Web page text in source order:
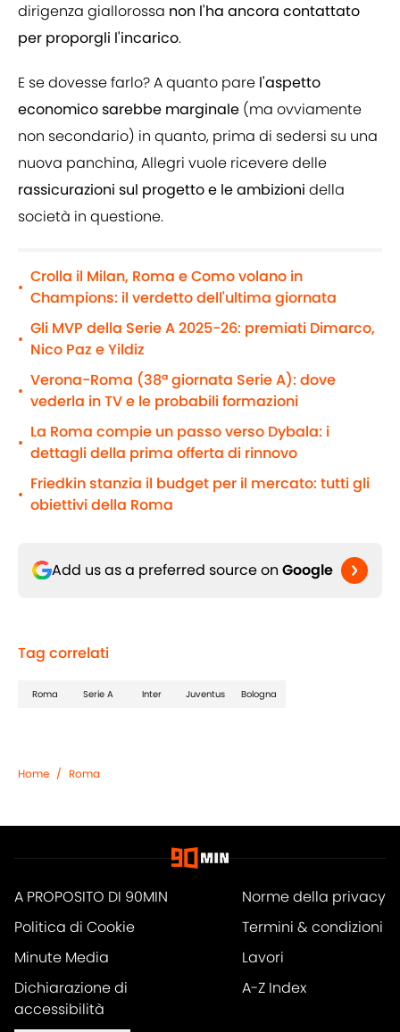
dirigenza giallorossa non l'ha ancora contattato
per proporgli l'incarico.
E se dovesse farlo? A quanto pare l'aspetto
economico sarebbe marginale (ma ovviamente
non secondario) in quanto, prima di sedersi su una
nuova panchina, Allegri vuole ricevere delle
rassicurazioni sul progetto e le ambizioni della
società in questione.
•
Crolla il Milan, Roma e Como volano in
Champions: il verdetto dell'ultima giornata
•
Gli MVP della Serie A 2025-26: premiati Dimarco,
Nico Paz e Yildiz
•
Verona-Roma (38ª giornata Serie A): dove
vederla in TV e le probabili formazioni
•
La Roma compie un passo verso Dybala: i
dettagli della prima offerta di rinnovo
•
Friedkin stanzia il budget per il mercato: tutti gli
obiettivi della Roma
Add us as a preferred source on Google
Tag correlati
Roma Serie A Inter Juventus Bologna
Home / Roma
A PROPOSITO DI 90MIN
Norme della privacy
Politica di Cookie
Termini & condizioni
Minute Media
Lavori
Dichiarazione di
accessibilità
A-Z Index